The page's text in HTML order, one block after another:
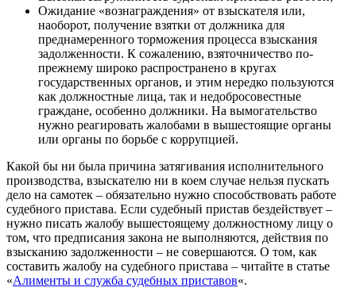
Ожидание «вознаграждения» от взыскателя или,
наоборот, получение взятки от должника для
преднамеренного торможения процесса взыскания
задолженности. К сожалению, взяточничество по-
прежнему широко распространено в кругах
государственных органов, и этим нередко пользуются
как должностные лица, так и недобросовестные
граждане, особенно должники. На вымогательство
нужно реагировать жалобами в вышестоящие органы
или органы по борьбе с коррупцией.
Какой бы ни была причина затягивания исполнительного
производства, взыскателю ни в коем случае нельзя пускать
дело на самотек – обязательно нужно способствовать работе
судебного пристава. Если судебный пристав бездействует –
нужно писать жалобу вышестоящему должностному лицу о
том, что предписания закона не выполняются, действия по
взысканию задолженности – не совершаются. О том, как
составить жалобу на судебного пристава – читайте в статье
«Алименты и служба судебных приставов«.